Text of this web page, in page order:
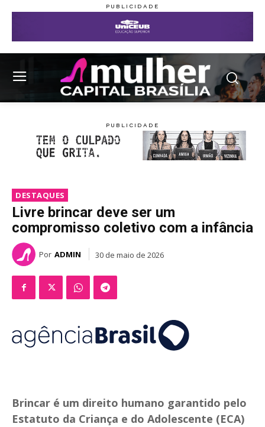
DESTAQUES
Livre brincar deve ser um
compromisso coletivo com a infância
Por ADMIN 30 de maio de 2026
Brincar é um direito humano garantido pelo
Estatuto da Criança e do Adolescente (ECA)